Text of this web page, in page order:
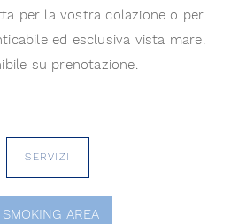
per la vostra colazione o per
ed esclusiva vista mare.
su prenotazione.
SERVIZI
SMOKING AREA